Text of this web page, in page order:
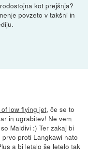
kot prejšnja?
povzeto v takšni in
low flying jet, če se to
in ugrabitev! Ne vem
Maldivi :) Ter zakaj bi
proti Langkawi nato
a bi letalo še letelo tak